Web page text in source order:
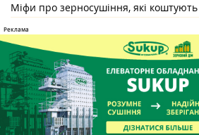
Міфи про зерносушіння, які